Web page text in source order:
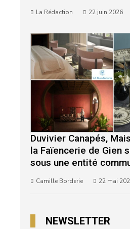
La Rédaction 22 juin 2026
Duvivier Canapés,
la Faïencerie de Gien
sous une entité
Camille Borderie 22 mai
NEWSLETTER